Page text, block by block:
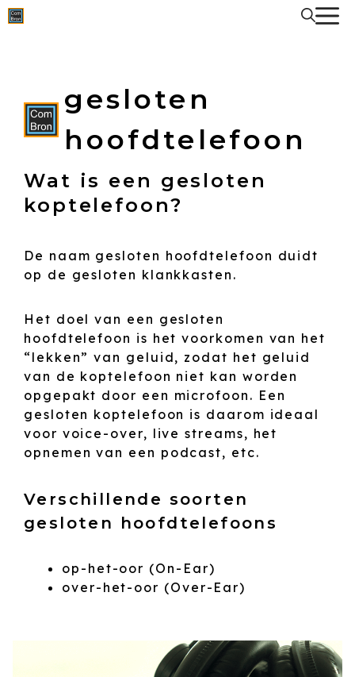
Spring
naar
gesloten
hoofdtelefoon
Wat is een gesloten
koptelefoon?
De naam gesloten hoofdtelefoon duidt
op de gesloten klankkasten.
Het doel van een gesloten
hoofdtelefoon is het voorkomen van het
“lekken” van geluid, zodat het geluid
van de koptelefoon niet kan worden
opgepakt door een microfoon. Een
gesloten koptelefoon is daarom ideaal
voor voice-over, live streams, het
opnemen van een podcast, etc.
Verschillende soorten
gesloten hoofdtelefoons
op-het-oor (On-Ear)
over-het-oor (Over-Ear)